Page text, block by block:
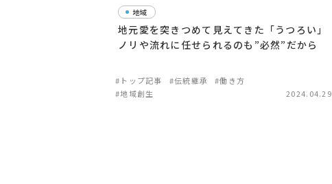
地域
地元愛を突きつめて見えてきた「うつろい」
ノリや流れに任せられるのも”必然”だから
#トップ記事 #伝統継承
#働き方
#地域創生
2024.04.29